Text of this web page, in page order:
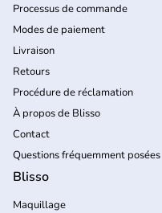
Processus de commande
Modes de paiement
Livraison
Retours
Procédure de réclamation
À propos de Blisso
Contact
Questions fréquemment posées
Blisso
Maquillage